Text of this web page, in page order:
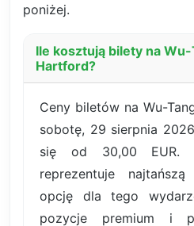
poniżej.
Ile kosztują bilety na
Hartford?
Ceny biletów na Wu-
sobotę, 29 sierpnia
się od 30,00 EUR.
reprezentuje
opcję dla tego
pozycje premium i